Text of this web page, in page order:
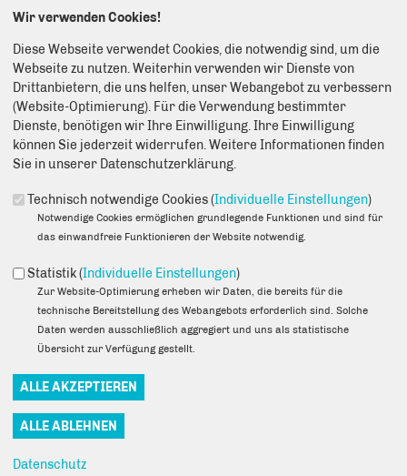
weiterempfehlen.
Anmerkung: Ihre E-Mail-Adresse wird benötigt um die Personen,
denen Sie die Seite weiterempfehlen, zu informieren, von wem die
Empfehlung kommt, und dass es kein Spam ist.
Das mit * gekennzeichnete Feld ist ein Pflichtfeld.
Eigene E-Mail-Adresse*
Eigener Name
Senden an*
Sie können mehrere Empfänger mit Komma getrennt eingeben.
Sie leiten den folgenden Inhalt weiter
Wir verwenden Cookies!
Diese Webseite verwendet Cookies, die notwendig sind, um die
Webseite zu nutzen. Weiterhin verwenden wir Dienste von
Drittanbietern, die uns helfen, unser Webangebot zu verbessern
(Website-Optimierung). Für die Verwendung bestimmter
Dienste, benötigen wir Ihre Einwilligung. Ihre Einwilligung
können Sie jederzeit widerrufen. Weitere Informationen finden
Sie in unserer Datenschutzerklärung.
Technisch notwendige Cookies (Individuelle Einstellungen)
Notwendige Cookies ermöglichen grundlegende Funktionen und sind für
das einwandfreie Funktionieren der Website notwendig.
Statistik (Individuelle Einstellungen)
Zur Website-Optimierung erheben wir Daten, die bereits für die
technische Bereitstellung des Webangebots erforderlich sind. Solche
Daten werden ausschließlich aggregiert und uns als statistische
Übersicht zur Verfügung gestellt.
Datenschutz